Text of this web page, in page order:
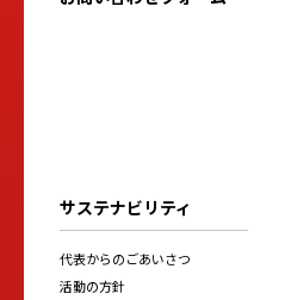
サステナビリティ
代表からのごあいさつ
活動の方針